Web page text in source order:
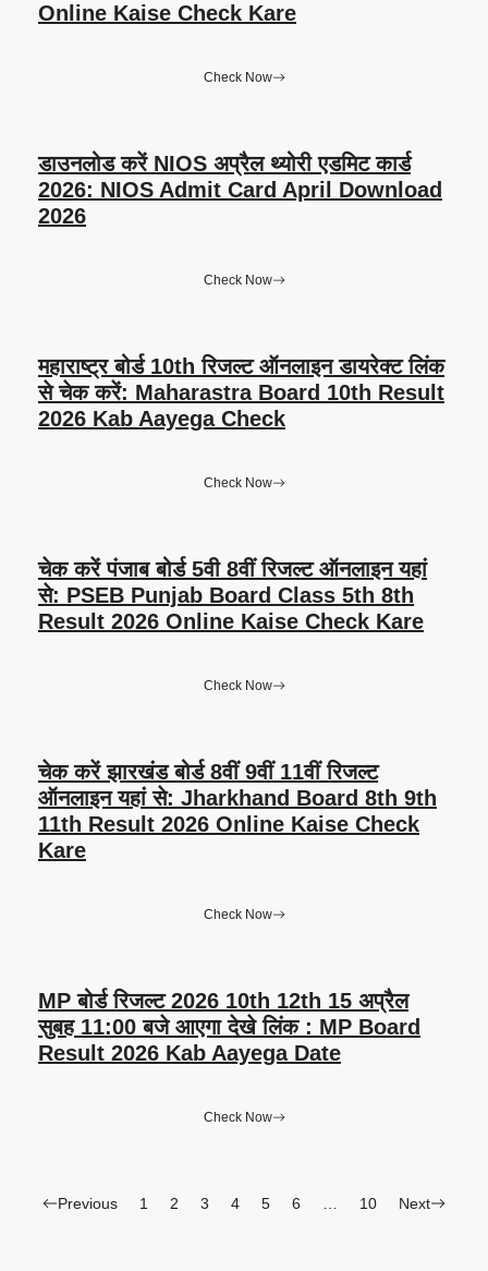
Online Kaise Check Kare
Check Now
डाउनलोड करें NIOS अप्रैल थ्योरी एडमिट कार्ड
2026: NIOS Admit Card April Download
2026
Check Now
महाराष्ट्र बोर्ड 10th रिजल्ट ऑनलाइन डायरेक्ट लिंक
से चेक करें: Maharastra Board 10th Result
2026 Kab Aayega Check
Check Now
चेक करें पंजाब बोर्ड 5वी 8वीं रिजल्ट ऑनलाइन यहां
से: PSEB Punjab Board Class 5th 8th
Result 2026 Online Kaise Check Kare
Check Now
चेक करें झारखंड बोर्ड 8वीं 9वीं 11वीं रिजल्ट
ऑनलाइन यहां से: Jharkhand Board 8th 9th
11th Result 2026 Online Kaise Check
Kare
Check Now
MP बोर्ड रिजल्ट 2026 10th 12th 15 अप्रैल
सुबह 11:00 बजे आएगा देखे लिंक : MP Board
Result 2026 Kab Aayega Date
Check Now
Previous 1 2 3 4 5 6 10 Next